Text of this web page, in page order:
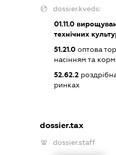
dossier.kveds:
01.11.0
технічних
51.21.0 оптова
насінням та
52.62.2
ринках
dossier.tax
dossier.staff